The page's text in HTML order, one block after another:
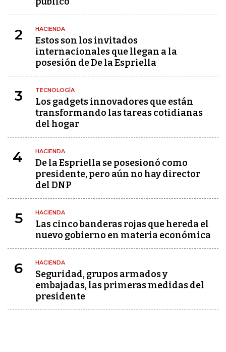
2 HACIENDA
Estos son los invitados
internacionales que llegan a la
posesión de De la Espriella
3 TECNOLOGÍA
Los gadgets innovadores que están
transformando las tareas cotidianas
del hogar
4 HACIENDA
De la Espriella se posesionó como
presidente, pero aún no hay director
del DNP
5 HACIENDA
Las cinco banderas rojas que hereda el
nuevo gobierno en materia económica
6 HACIENDA
Seguridad, grupos armados y
embajadas, las primeras medidas del
presidente